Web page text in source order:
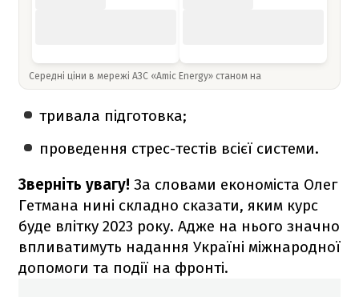
Середні ціни в мережі АЗС «Amic Energy» станом на
тривала підготовка;
проведення стрес-тестів всієї системи.
Зверніть увагу! За словами економіста Олег
Гетмана нині складно сказати, яким курс
буде влітку 2023 року. Адже на нього значно
впливатимуть надання Україні міжнародної
допомоги та події на фронті.